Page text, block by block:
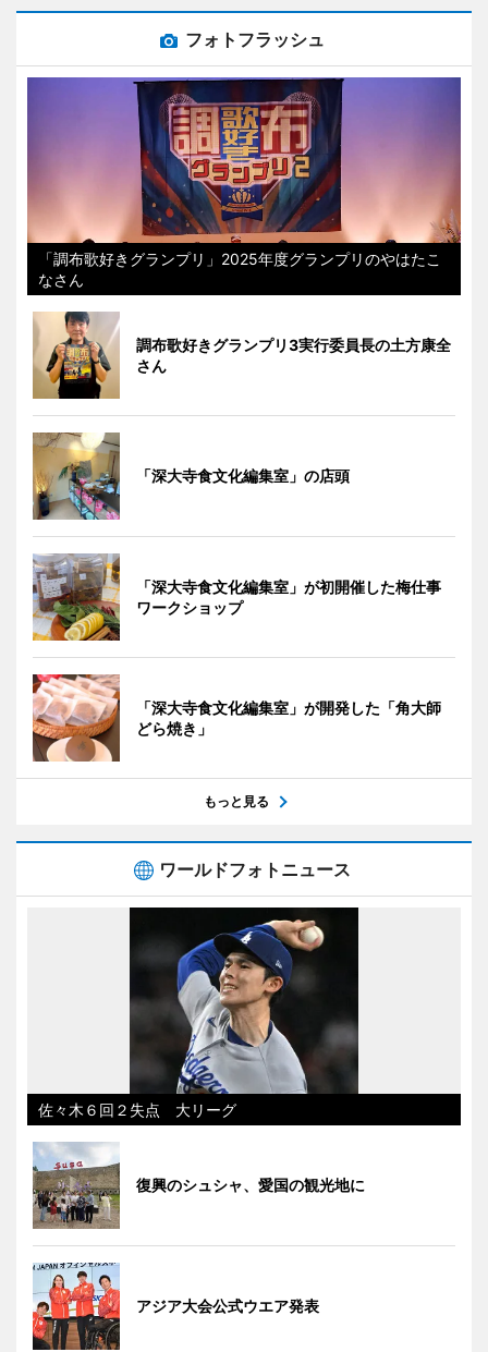
フォトフラッシュ
「調布歌好きグランプリ」2025年度グランプリのやはたこ
なさん
調布歌好きグランプリ3実行委員長の土方康全
さん
「深大寺食文化編集室」の店頭
「深大寺食文化編集室」が初開催した梅仕事
ワークショップ
「深大寺食文化編集室」が開発した「角大師
どら焼き」
もっと見る
ワールドフォトニュース
佐々木６回２失点 大リーグ
復興のシュシャ、愛国の観光地に
アジア大会公式ウエア発表